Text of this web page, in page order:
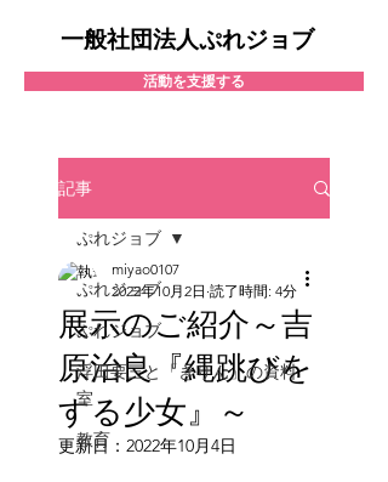
活動を支援する
一般社団法人ぷれジョブ
記事
ぷれジョブ
ぷれジョブ
浮田要三と「きりん」の資料
室
教育
ぷれジョブ
展示のご紹介～吉
原治良『縄跳びを
する少女』～
miyao0107
2022年10月2日 読了時間: 4分
更新日： 2022年10月4日